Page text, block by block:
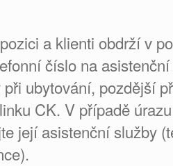
a klienti obdrží v
číslo na
ubytování, pozdější
CK. V případě
její asistenční služby